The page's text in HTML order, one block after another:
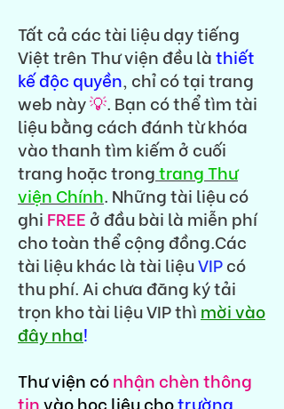
Tất cả các tài liệu dạy tiếng
Việt trên Thư viện đều làthiết
kế độc quyền, chỉ có tại trang
web này💡. Bạn có thể tìm tài
liệu bằng cách đánh từ khóa
vào thanh tìm kiếm ở cuối
trang hoặc trongtrang Thư
viện Chính. Những tài liệu có
ghi FREE ở đầu bài là miễn phí
cho toàn thể cộng đồng.Các
tài liệu khác là tài liệuVIPcó
thu phí. Ai chưa đăng ký tải
trọn kho tài liệu VIP thì mời vào
đây nha!
Thư viện cónhận chèn thông
tinvào học liệu chotrường,